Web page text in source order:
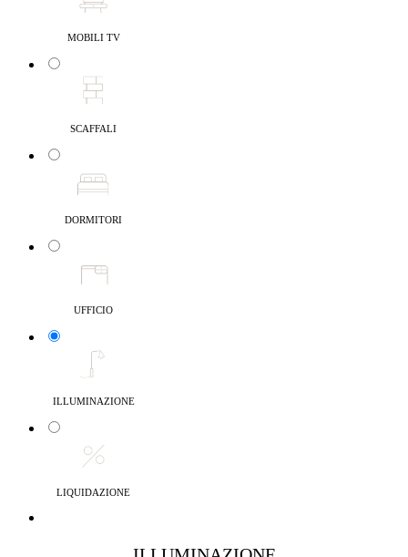
MOBILI TV
SCAFFALI
DORMITORI
UFFICIO
ILLUMINAZIONE
LIQUIDAZIONE